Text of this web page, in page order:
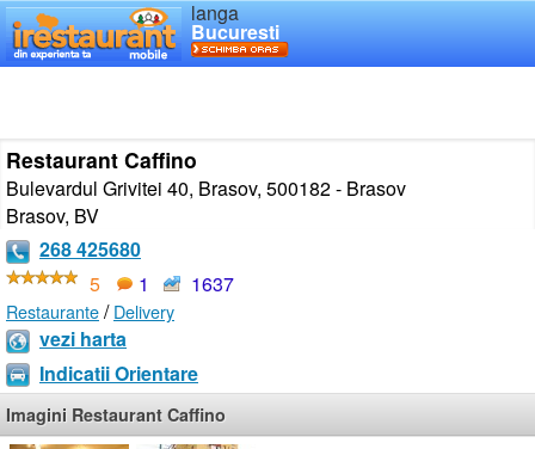
langa
Bucuresti
Restaurant Caffino
Bulevardul Grivitei 40, Brasov, 500182 - Brasov
Brasov, BV
268 425680
5
1 1637
Restaurante/Delivery
vezi harta
Indicatii Orientare
Imagini Restaurant Caffino